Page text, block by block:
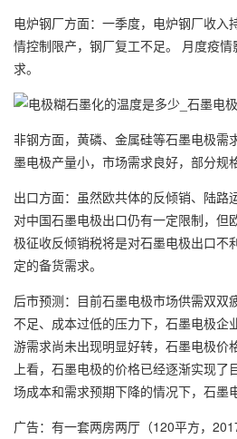
电炉钢厂方面：一季度，电炉钢厂收入
情控制限产，钢厂复工不足。 月度疫
求。
非钢方面，黄磷、金属硅等石墨电极需
墨电极产量小，市场需求良好，部分规
出口方面：虽然欧共体的反倾销、陆路
对中国石墨电极出口仍有一定限制，但
极征收反倾销税将是对石墨电极出口不
定的备货需求。
后市预测：目前石墨电极市场供需双双
不足、成本过低的压力下，石墨电极企
游需求尚未出现明显好转，石墨电极价
上看，石墨电极的价格已经逐渐实现
场成本和需求预期下降的情况下，石墨
广告：有一套两房两厅（120平方，